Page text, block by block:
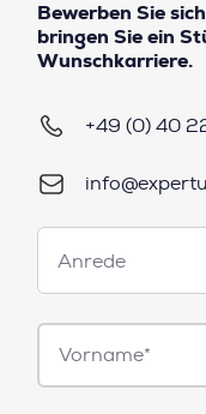
Bewerben Sie
bringen Sie ein
Wunschkarriere.
+49 (0) 40
Anrede
Anrede
Vorname*